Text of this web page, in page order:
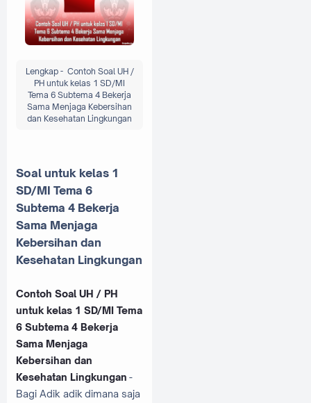
Lengkap - Contoh Soal UH /
PH untuk kelas 1 SD/MI
Tema 6 Subtema 4 Bekerja
Sama Menjaga Kebersihan
dan Kesehatan Lingkungan
Soal untuk kelas 1
SD/MI Tema 6
Subtema 4 Bekerja
Sama Menjaga
Kebersihan dan
Kesehatan Lingkungan
Contoh Soal UH / PH
untuk kelas 1 SD/MI Tema
6 Subtema 4 Bekerja
Sama Menjaga
Kebersihan dan
Kesehatan Lingkungan -
Bagi Adik adik dimana saja